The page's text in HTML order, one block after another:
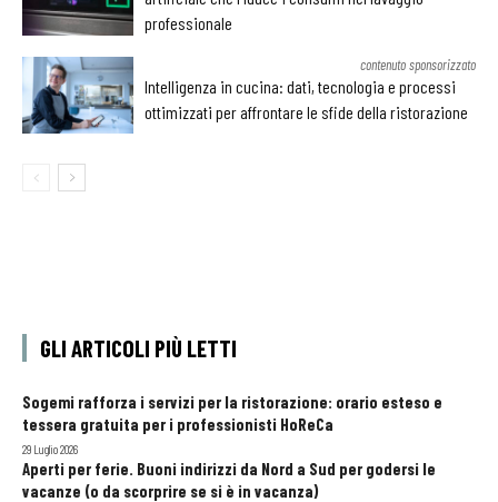
professionale
contenuto sponsorizzato
Intelligenza in cucina: dati, tecnologia e processi
ottimizzati per affrontare le sfide della ristorazione
GLI ARTICOLI PIÙ LETTI
Sogemi rafforza i servizi per la ristorazione: orario esteso e
tessera gratuita per i professionisti HoReCa
29 Luglio 2026
Aperti per ferie. Buoni indirizzi da Nord a Sud per godersi le
vacanze (o da scorprire se si è in vacanza)